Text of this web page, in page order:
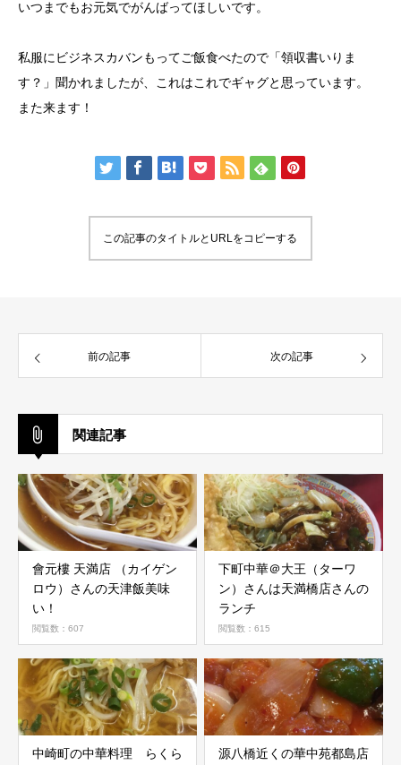
いつまでもお元気でがんばってほしいです。
私服にビジネスカバンもってご飯食べたので「領収書いりま
す？」聞かれましたが、これはこれでギャグと思っています。
また来ます！
この記事のタイトルとURLをコピーする
前の記事 次の記事
関連記事
會元樓 天満店 （カイゲン
ロウ）さんの天津飯美味
い！
閲覧数：607
下町中華＠大王（ターワ
ン）さんは天満橋店さんの
ランチ
閲覧数：615
中崎町の中華料理 らくら
源八橋近くの華中苑都島店